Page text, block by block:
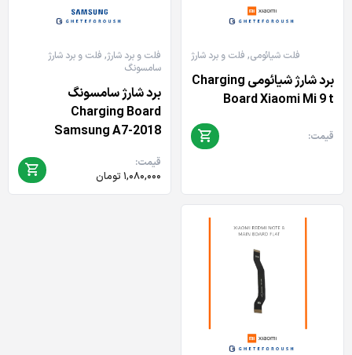
فلت شیائومی, فلت و برد شارژ
برد شارژ شیائومی Charging
Board Xiaomi Mi 9 t
قیمت:
فلت و برد شارژ, فلت و برد شارژ
سامسونگ
برد شارژ سامسونگ
Charging Board
Samsung A7-2018
قیمت:
۱,۰۸۰,۰۰۰ تومان